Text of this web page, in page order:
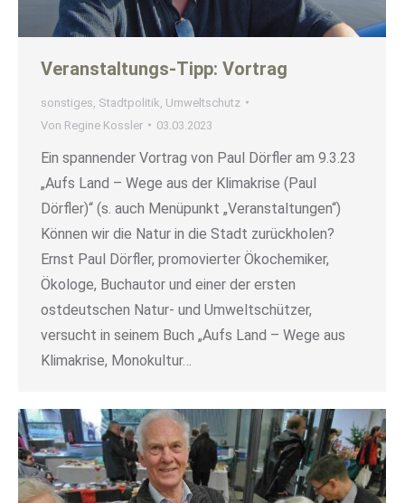
Veranstaltungs-Tipp: Vortrag
sonstiges Stadtpolitik Umweltschutz
Von Regine Kossler 03.03.2023
Ein spannender Vortrag von Paul Dörfler am 9.3.23
„Aufs Land – Wege aus der Klimakrise (Paul
Dörfler)“ (s. auch Menüpunkt „Veranstaltungen“)
Können wir die Natur in die Stadt zurückholen?
Ernst Paul Dörfler, promovierter Ökochemiker,
Ökologe, Buchautor und einer der ersten
ostdeutschen Natur- und Umweltschützer,
versucht in seinem Buch „Aufs Land – Wege aus
Klimakrise, Monokultur…